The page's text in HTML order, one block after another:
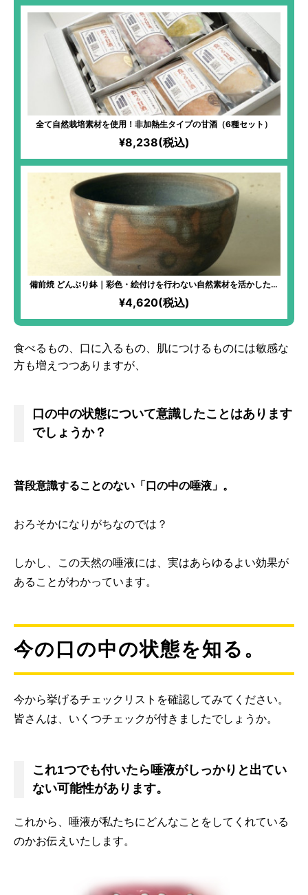
全て自然栽培素材を使用！非加熱生タイプの甘酒（6種セット）
¥8,238(税込)
備前焼 どんぶり鉢｜彩色・絵付けを行わない自然素材を活かした焼
き物。独特の色味で、使うたびに風合いが変化！古より続く「備前
焼窯元六姓」直系の窯元が、代々受け継がれてきた陶技を活かして
作り上げた力作！より美味しくご飯をお召し上がりいただける丼！
¥4,620(税込)
食べるもの、口に入るもの、肌につけるものには敏感な
方も増えつつありますが、
口の中の状態について意識したことはあります
でしょうか？
普段意識することのない「口の中の唾液」。
おろそかになりがちなのでは？
しかし、この天然の唾液には、実はあらゆるよい効果が
あることがわかっています。
今の口の中の状態を知る。
今から挙げるチェックリストを確認してみてください。
皆さんは、いくつチェックが付きましたでしょうか。
これ1つでも付いたら唾液がしっかりと出てい
ない可能性があります。
これから、唾液が私たちにどんなことをしてくれている
のかお伝えいたします。